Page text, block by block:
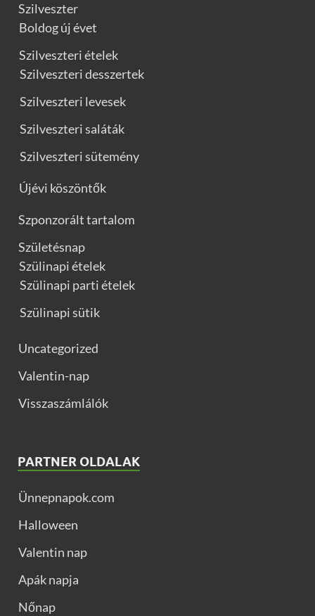
Szilveszter
Boldog új évet
Szilveszteri ételek
Szilveszteri desszertek
Szilveszteri levesek
Szilveszteri saláták
Szilveszteri sütemény
Újévi köszöntők
Szponzorált tartalom
Születésnap
Szülinapi ételek
Szülinapi parti ételek
Szülinapi sütik
Uncategorized
Valentin-nap
Visszaszámlálók
PARTNER OLDALAK
Ünnepnapok.com
Halloween
Valentin nap
Apák napja
Nőnap